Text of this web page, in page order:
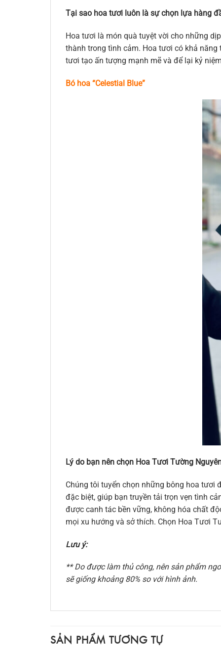
Tại sao hoa tươi luôn là sự chọn lựa hàng
Hoa tươi là món quà tuyệt vời cho những
thành trong tình cảm. Hoa tươi có khả
tươi tạo ấn tượng mạnh mẽ và để lại kỷ
Bó hoa “Celestial Blue”
Lý do bạn nên chọn Hoa Tươi Tường
Chúng tôi tuyển chọn những bông hoa tươi
đặc biệt, giúp bạn truyền tải trọn vẹn tình
được canh tác bền vững, không hóa chất
mọi xu hướng và sở thích. Chọn Hoa Tươi
Lưu ý:
** Do được làm thủ công, nên sản phẩm
sẽ giống khoảng 80% so với hình ảnh.
SẢN PHẨM TƯƠNG TỰ